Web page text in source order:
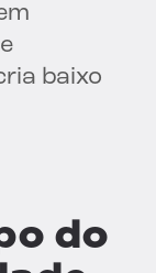
baixo
do